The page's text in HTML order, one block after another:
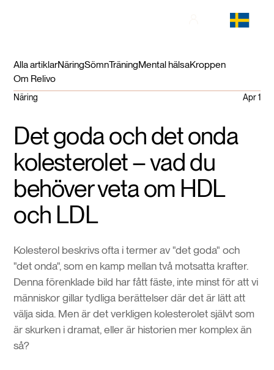
Alla artiklarNäringSömnTräningMental hälsaKroppen
Om Relivo
Näring Apr 1
Det goda och det onda
kolesterolet – vad du
behöver veta om HDL
och LDL
Kolesterol beskrivs ofta i termer av "det goda" och
"det onda", som en kamp mellan två motsatta krafter.
Denna förenklade bild har fått fäste, inte minst för att vi
människor gillar tydliga berättelser där det är lätt att
välja sida. Men är det verkligen kolesterolet självt som
är skurken i dramat, eller är historien mer komplex än
så?